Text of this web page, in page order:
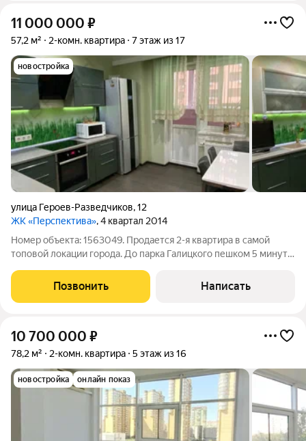
11 000 000 ₽
57,2 м² 2-комн. квартира 7 этаж из 17
новостройка
улица Героев-Разведчиков,12
ЖК «Перспектива», 4 квартал 2014
Номер объекта: 1563049. Продается 2-я квартира в самой
топовой локации города. До парка Галицкого пешком 5 минут.
Парк Галицкого. Квартира на среднем этаже 7 этаже из 17-
этажного дома,
Позвонить Написать
10 700 000 ₽
78,2 м² 2-комн. квартира 5 этаж из 16
новостройка онлайн показ